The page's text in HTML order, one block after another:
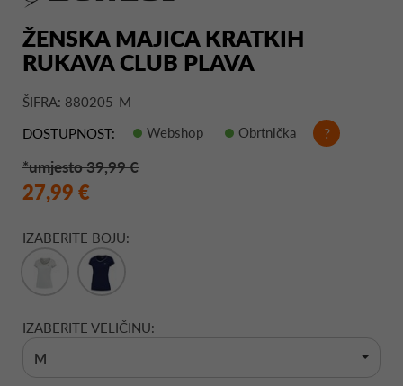
ŽENSKA MAJICA KRATKIH
RUKAVA CLUB PLAVA
ŠIFRA: 880205-M
DOSTUPNOST:
Webshop Obrtnička ?
*umjesto 39,99 €
27,99 €
IZABERITE BOJU:
IZABERITE VELIČINU:
M